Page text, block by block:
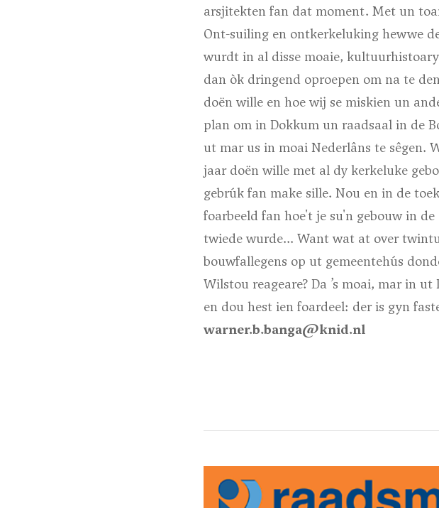
arsjitekten fan dat moment. Met un
Ont-suiling en ontkerkeluking hewwe
wurdt in al disse moaie,
dan òk dringend oproepen om na te
doën wille en hoe wij se miskien un
plan om in Dokkum un raadsaal in de
ut mar us in moai Nederlâns te sêgen.
jaar doën wille met al dy kerkeluke
gebrúk fan make sille. Nou en in de
foarbeeld fan hoe't je su'n gebouw in
twiede wurde... Want wat at over
bouwfallegens op ut gemeentehús
Wilstou reageare? Da ’s moai, mar in
en dou hest ien foardeel: der is gyn
warner.b.banga@knid.nl